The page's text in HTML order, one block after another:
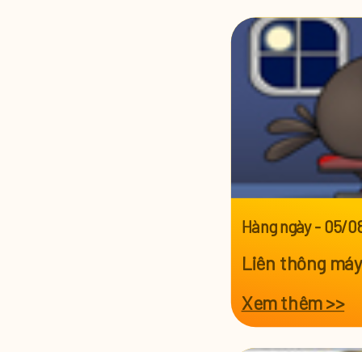
Hàng ngày- 05/
Liên thông
Xem thêm >>